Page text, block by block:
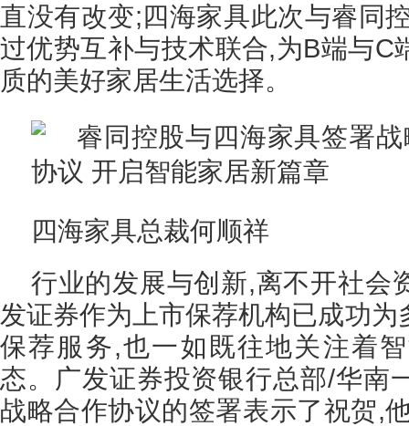
直没有改变;四海家具此次与睿同
过优势互补与技术联合,为B端与C
质的美好家居生活选择。
四海家具总裁何顺祥
行业的发展与创新,离不开社会
发证券作为上市保荐机构已成功
保荐服务,也一如既往地关注着
态。广发证券投资银行总部/华南
战略合作协议的签署表示了祝贺,